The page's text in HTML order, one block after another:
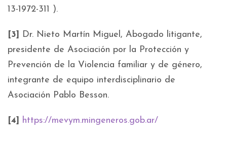
13-1972-311 ).
[3]
Dr. Nieto Martín Miguel, Abogado litigante,
presidente de Asociación por la Protección y
Prevención de la Violencia familiar y de género,
integrante de equipo interdisciplinario de
Asociación Pablo Besson.
[4] https://mevym.mingeneros.gob.ar/